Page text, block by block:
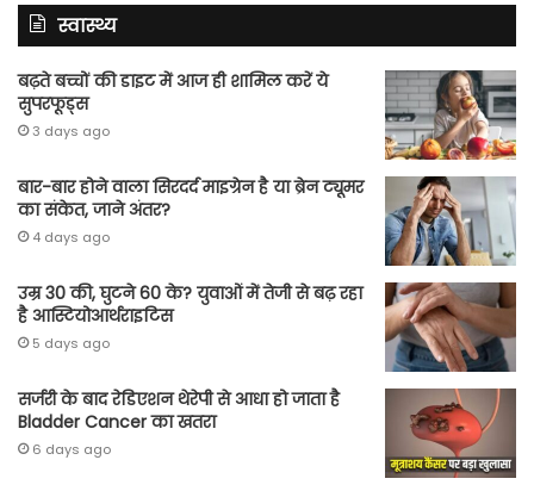
स्वास्थ्य
बढ़ते बच्चों की डाइट में आज ही शामिल करें ये
सुपरफूड्स
3 days ago
बार-बार होने वाला सिरदर्द माइग्रेन है या ब्रेन ट्यूमर
का संकेत, जाने अंतर?
4 days ago
उम्र 30 की, घुटने 60 के? युवाओं में तेजी से बढ़ रहा
है आस्टियोआर्थराइटिस
5 days ago
सर्जरी के बाद रेडिएशन थेरेपी से आधा हो जाता है
Bladder Cancer का खतरा
6 days ago